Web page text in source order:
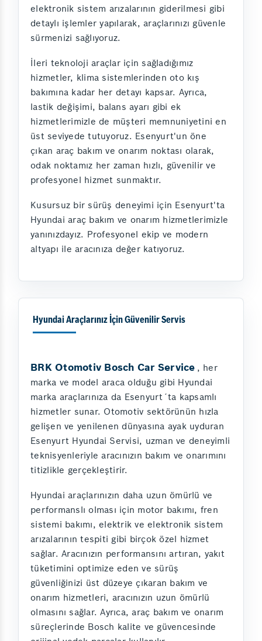
elektronik sistem arızalarının giderilmesi gibi
detaylı işlemler yapılarak, araçlarınızı güvenle
sürmenizi sağlıyoruz.
İleri teknoloji araçlar için sağladığımız
hizmetler, klima sistemlerinden oto kış
bakımına kadar her detayı kapsar. Ayrıca,
lastik değişimi, balans ayarı gibi ek
hizmetlerimizle de müşteri memnuniyetini en
üst seviyede tutuyoruz. Esenyurt'un öne
çıkan araç bakım ve onarım noktası olarak,
odak noktamız her zaman hızlı, güvenilir ve
profesyonel hizmet sunmaktır.
Kusursuz bir sürüş deneyimi için Esenyurt'ta
Hyundai araç bakım ve onarım hizmetlerimizle
yanınızdayız. Profesyonel ekip ve modern
altyapı ile aracınıza değer katıyoruz.
Hyundai Araçlarınız İçin Güvenilir Servis
BRK Otomotiv Bosch Car Service , her
marka ve model araca olduğu gibi Hyundai
marka araçlarınıza da Esenyurt´ta kapsamlı
hizmetler sunar. Otomotiv sektörünün hızla
gelişen ve yenilenen dünyasına ayak uyduran
Esenyurt Hyundai Servisi, uzman ve deneyimli
teknisyenleriyle aracınızın bakım ve onarımını
titizlikle gerçekleştirir.
Hyundai araçlarınızın daha uzun ömürlü ve
performanslı olması için motor bakımı, fren
sistemi bakımı, elektrik ve elektronik sistem
arızalarının tespiti gibi birçok özel hizmet
sağlar. Aracınızın performansını artıran, yakıt
tüketimini optimize eden ve sürüş
güvenliğinizi üst düzeye çıkaran bakım ve
onarım hizmetleri, aracınızın uzun ömürlü
olmasını sağlar. Ayrıca, araç bakım ve onarım
süreçlerinde Bosch kalite ve güvencesinde